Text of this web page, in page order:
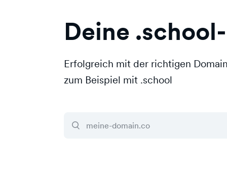
Deine
Erfolgreich mit der richtigen
zum Beispiel mit .school